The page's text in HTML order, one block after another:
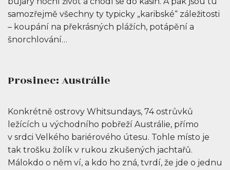
samozřejmě všechny ty typicky „karibské“ záležitosti
– koupání na překrásných plážích, potápění a
šnorchlování…
Prosinec: Austrálie
Konkrétně ostrovy Whitsundays, 74 ostrůvků
ležících u východního pobřeží Austrálie, přímo
v srdci Velkého bariérového útesu. Tohle místo je
tak trošku žolík v rukou zkušených jachtařů.
Málokdo o něm ví, a kdo ho zná, tvrdí, že jde o jednu